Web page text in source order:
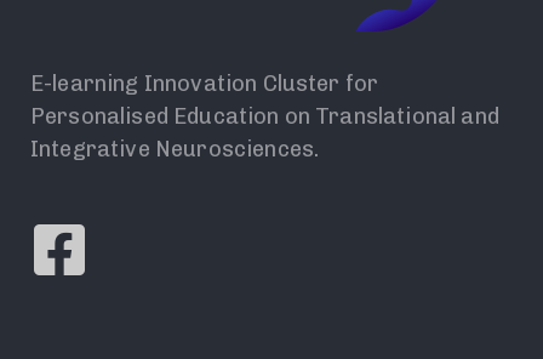
E-learning Innovation Cluster for
Personalised Education on Translational and
Integrative Neurosciences.